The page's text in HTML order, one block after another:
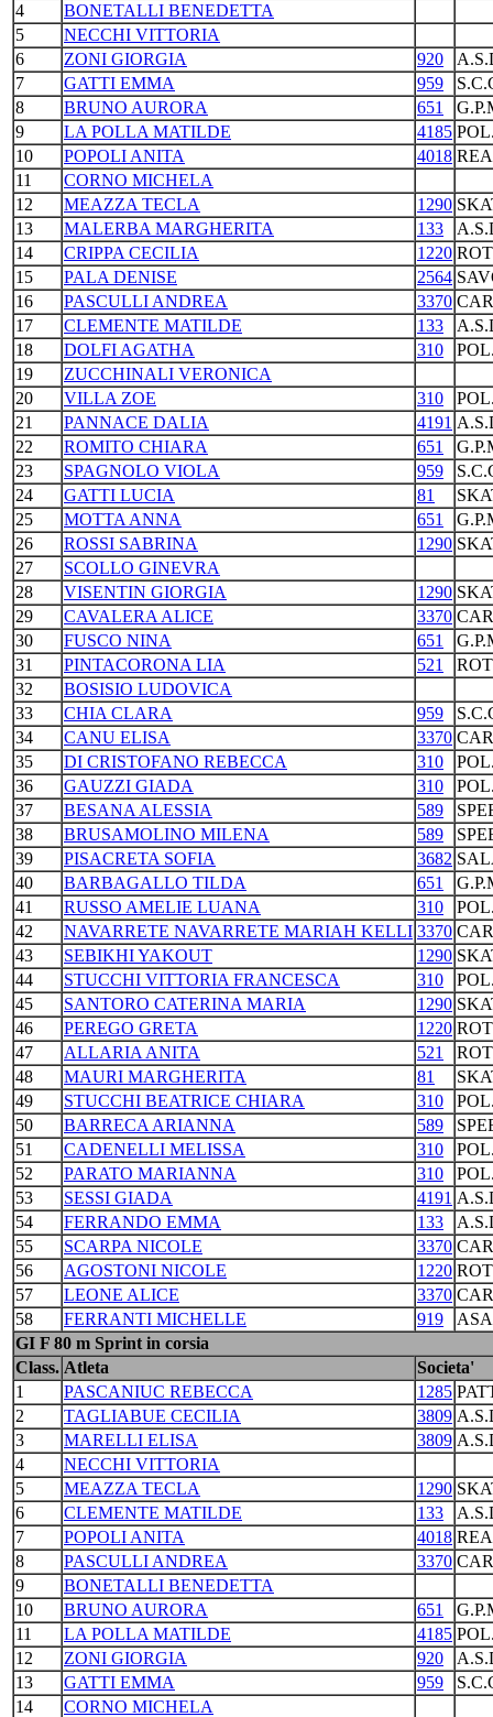
4
BONETALLI BENEDETTA
5
NECCHI VITTORIA
6
ZONI GIORGIA 920
7
GATTI EMMA 959
8
BRUNO AURORA 651
9
LA POLLA MATILDE 4185
10
POPOLI ANITA 4018
11
CORNO MICHELA
12
MEAZZA TECLA 1290
13
MALERBA MARGHERITA 133
14
CRIPPA CECILIA 1220
15
PALA DENISE 2564
16
PASCULLI ANDREA 3370
17
CLEMENTE MATILDE 133
18
DOLFI AGATHA 310
19
ZUCCHINALI VERONICA
20
VILLA ZOE 310
21
PANNACE DALIA 4191
22
ROMITO CHIARA 651
23
SPAGNOLO VIOLA 959
24
GATTI LUCIA 81
25
MOTTA ANNA 651
26
ROSSI SABRINA 1290
27
SCOLLO GINEVRA
28
VISENTIN GIORGIA 1290
29
CAVALERA ALICE 3370
30
FUSCO NINA 651
31
PINTACORONA LIA 521
32
BOSISIO LUDOVICA
33
CHIA CLARA 959
34
CANU ELISA 3370
35
DI CRISTOFANO REBECCA 310
36
GAUZZI GIADA 310
37
BESANA ALESSIA 589
38
BRUSAMOLINO MILENA 589
39
PISACRETA SOFIA 3682
40
BARBAGALLO TILDA 651
41
RUSSO AMELIE LUANA 310
42
NAVARRETE NAVARRETE MARIAH KELLI 3370
43
SEBIKHI YAKOUT 1290
44
STUCCHI VITTORIA FRANCESCA 310
45
SANTORO CATERINA MARIA 1290
46
PEREGO GRETA 1220
47
ALLARIA ANITA 521
48
MAURI MARGHERITA 81
49
STUCCHI BEATRICE CHIARA 310
50
BARRECA ARIANNA 589
51
CADENELLI MELISSA 310
52
PARATO MARIANNA 310
53
SESSI GIADA 4191
54
FERRANDO EMMA 133
55
SCARPA NICOLE 3370
56
AGOSTONI NICOLE 1220
57
LEONE ALICE 3370
58
FERRANTI MICHELLE 919
ASA
GI F 80 m Sprint in corsia
Class. Atleta
Societa'
1
PASCANIUC REBECCA 1285
2
TAGLIABUE CECILIA 3809
3
MARELLI ELISA 3809
4
NECCHI VITTORIA
5
MEAZZA TECLA 1290
6
CLEMENTE MATILDE 133
7
POPOLI ANITA 4018
8
PASCULLI ANDREA 3370
9
BONETALLI BENEDETTA
10
BRUNO AURORA 651
11
LA POLLA MATILDE 4185
12
ZONI GIORGIA 920
13
GATTI EMMA 959
14
CORNO MICHELA